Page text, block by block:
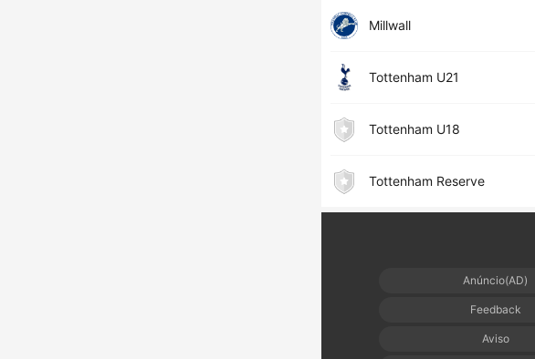
Millwall
Tottenham U21
Tottenham U18
Tottenham Reserve
Anúncio(AD)
Feedback
Aviso